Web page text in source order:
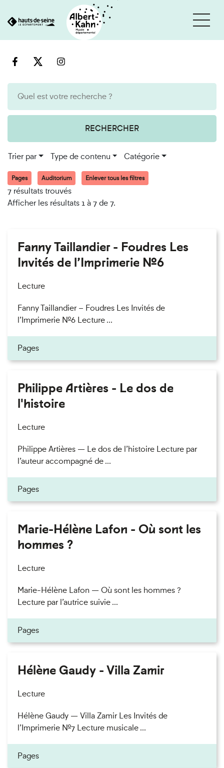
au
RECHERCHER
Trier par Type de contenu Catégorie
Pages Auditorium Enlever tous les filtres
7 résultats trouvés
Afficher les résultats 1 à 7 de 7.
Fanny Taillandier - Foudres Les
Invités de l’Imprimerie n°6
Lecture
Fanny Taillandier – Foudres Les Invités de
l’Imprimerie n°6 Lecture ...
Pages
Philippe Artières - Le dos de
l'histoire
Lecture
Philippe Artières — Le dos de l’histoire Lecture par
l’auteur accompagné de ...
Pages
Marie-Hélène Lafon - Où sont les
hommes ?
Lecture
Marie-Hélène Lafon — Où sont les hommes ?
Lecture par l’autrice suivie ...
Pages
Hélène Gaudy - Villa Zamir
Lecture
Hélène Gaudy — Villa Zamir Les Invités de
l’Imprimerie n°7 Lecture musicale ...
Pages
Cookies et traceurs utilisés sur ce site